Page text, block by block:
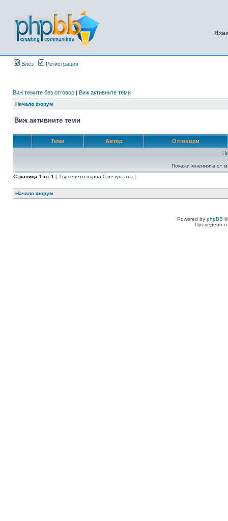
Влез Регистрация
Виж темите без отговор | Виж активните теми
Начало форум
Виж активните теми
Теми Автор Отговори
Покажи мненията от
Страница 1 от 1 [ Търсенето върна 0 резултата ]
Начало форум
Powered by phpBB
Преведено